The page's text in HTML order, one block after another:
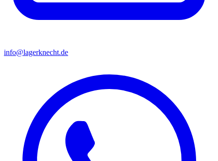
info@lagerknecht.de